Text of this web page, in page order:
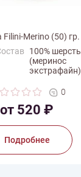
Merino (50) гр.
от 520 ₽
100% шерсть
(меринос
экстрафайн)
Schulana
0
Подробнее